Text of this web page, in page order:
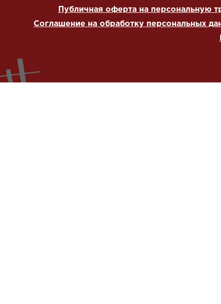
Публичная оферта на персональную
Соглашение на обработку персональных